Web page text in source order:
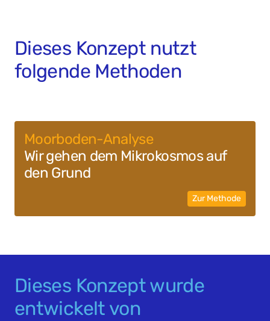
Dieses Konzept nutzt
folgende Methoden
Moorboden-Analyse
Wir gehen dem Mikro­kosmos auf
den Grund
Zur Methode
Dieses Konzept wurde
entwickelt von